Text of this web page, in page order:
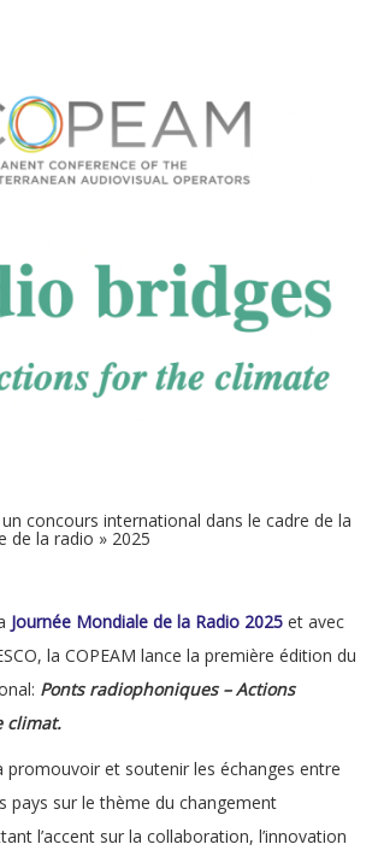
un concours international dans le cadre de la
de la radio » 2025
Journée Mondiale de la Radio 2025 et avec
la COPEAM lance la première édition du
Ponts radiophoniques – Actions
climat.
promouvoir et soutenir les échanges entre
pays sur le thème du changement
l’accent sur la collaboration, l’innovation